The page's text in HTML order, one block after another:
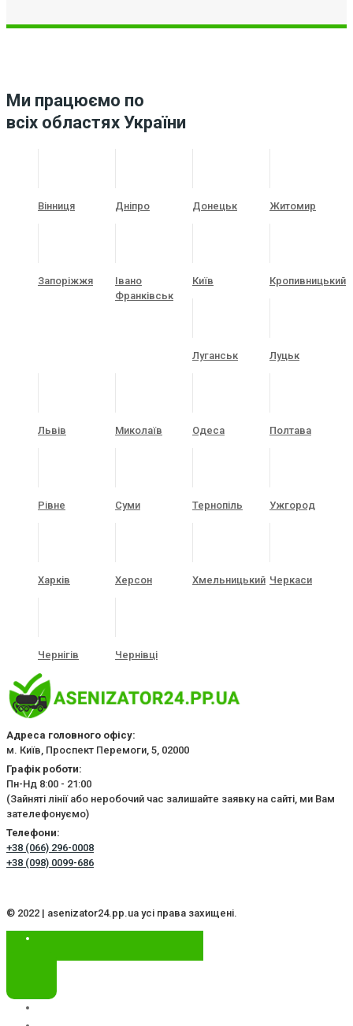
Ми працюємо по
всіх областях України
Вінниця Дніпро Донецьк Житомир
Запоріжжя
Івано
Франківськ
Київ Кропивницький
Луганськ Луцьк
Львів Миколаїв Одеса Полтава
Рівне Суми Тернопіль Ужгород
Харків Херсон Хмельницький Черкаси
Чернігів Чернівці
Адреса головного офісу:
м. Київ, Проспект Перемоги, 5, 02000
Графік роботи:
Пн-Нд 8:00 - 21:00
(Зайняті лінії або неробочий час залишайте заявку на сайті, ми Вам
зателефонуємо)
Телефони:
+38 (066) 296-0008
+38 (098) 0099-686
© 2022 | asenizator24.pp.ua усі права захищені.